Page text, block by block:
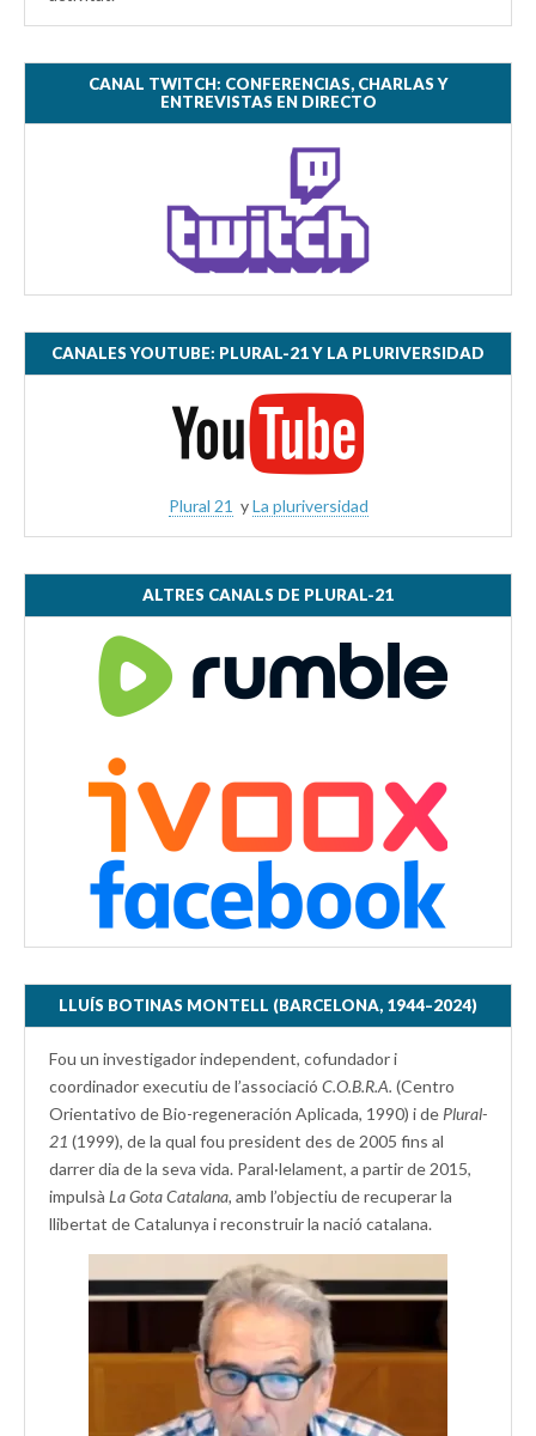
CANAL TWITCH: CONFERENCIAS, CHARLAS Y
ENTREVISTAS EN DIRECTO
CANALES YOUTUBE: PLURAL-21 Y LA PLURIVERSIDAD
Plural 21 yLa pluriversidad
ALTRES CANALS DE PLURAL-21
LLUÍS BOTINAS MONTELL (BARCELONA, 1944–2024)
Fou un investigador independent, cofundador i
coordinador executiu de l’associació C.O.B.R.A. (Centro
Orientativo de Bio-regeneración Aplicada, 1990) i de Plural-
21 (1999), de la qual fou president des de 2005 fins al
darrer dia de la seva vida. Paral·lelament, a partir de 2015,
impulsà La Gota Catalana, amb l’objectiu de recuperar la
llibertat de Catalunya i reconstruir la nació catalana.